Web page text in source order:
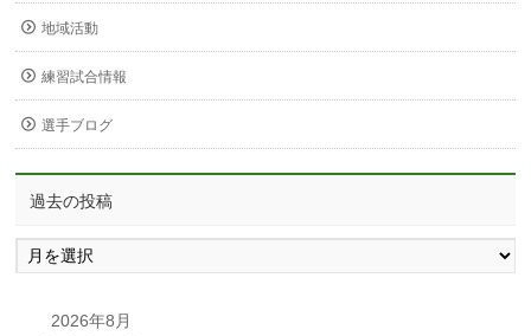
地域活動
練習試合情報
選手ブログ
過去の投稿
過
去
2026年8月